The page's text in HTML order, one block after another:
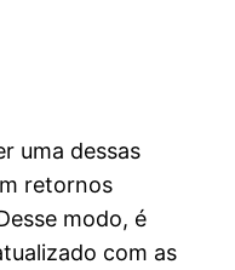
uma dessas
retornos
modo, é
com as